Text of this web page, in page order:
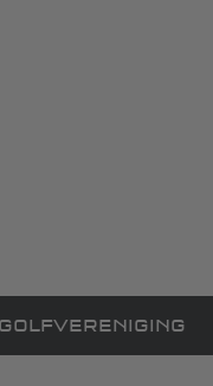
GOLFVERENIGING